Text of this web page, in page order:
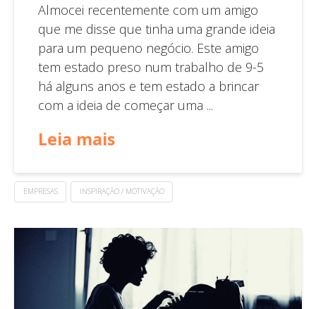
Almocei recentemente com um amigo
que me disse que tinha uma grande ideia
para um pequeno negócio. Este amigo
tem estado preso num trabalho de 9-5
há alguns anos e tem estado a brincar
com a ideia de começar uma ...
Leia mais
EMPRESAS INSPIRAÇÃO / MOTIVAÇÃO